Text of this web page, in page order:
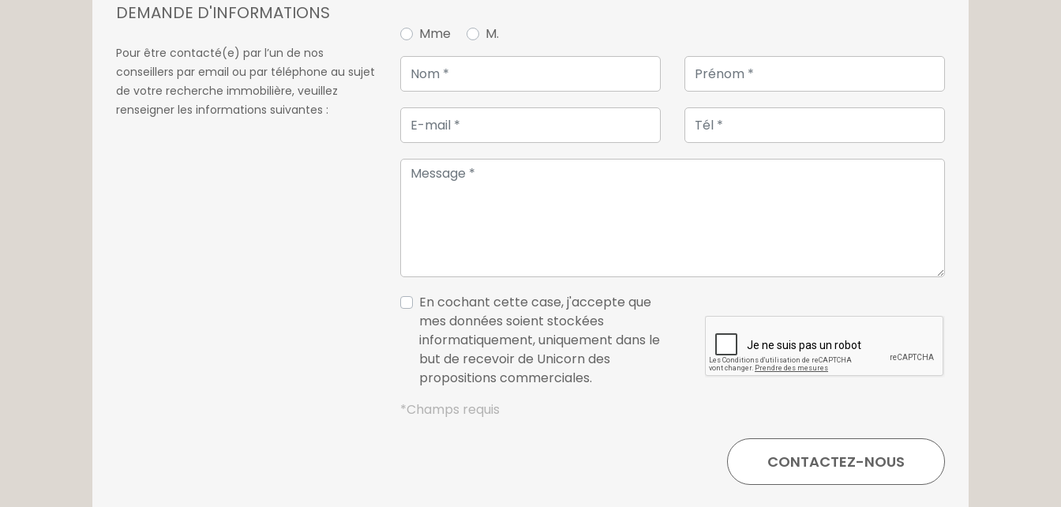
DEMANDE D'INFORMATIONS
Pour être contacté(e) par l’un de nos
conseillers par email ou par téléphone au sujet
de votre recherche immobilière, veuillez
renseigner les informations suivantes :
Mme M.
En cochant cette case, j'accepte que
mes données soient stockées
informatiquement, uniquement dans le
but de recevoir de Unicorn des
propositions commerciales.
*Champs requis